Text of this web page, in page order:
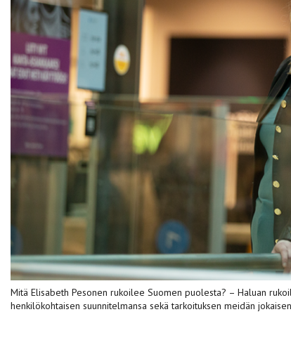
Mitä Elisabeth Pesonen rukoilee Suomen puolesta? – Haluan
henkilökohtaisen suunnitelmansa sekä tarkoituksen meidän